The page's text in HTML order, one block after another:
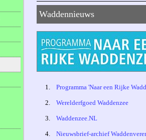
Waddennieuws
1. Programma 'Naar een Rijke
2. Werelderfgoed Waddenzee
3. Waddenzee.NL
4. Nieuwsbrief-archief